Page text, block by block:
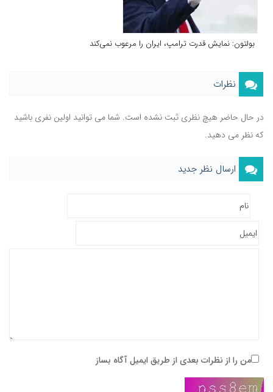
بولتون: نمایش قدرت ترامپ، ایران را مرعوب نمی‌کند
نظرات
در حال حاضر هیچ نظری ثبت نشده است. شما می توانید اولین نفری باشید
که نظر می دهید.
ارسال نظر جدید
من را از نظرات بعدی از طریق ایمیل آگاه بساز